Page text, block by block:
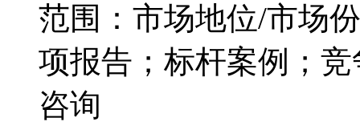
范围：市场地位/市场
项报告；标杆案例；
咨询